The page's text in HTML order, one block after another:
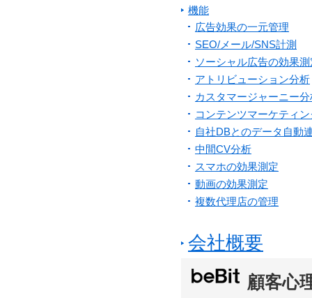
機能
広告効果の一元管理
SEO/メール/SNS計測
ソーシャル広告の効果測
アトリビューション分析
カスタマージャーニー分
コンテンツマーケティ
自社DBとのデータ自動
中間CV分析
スマホの効果測定
動画の効果測定
複数代理店の管理
会社概要
顧客心